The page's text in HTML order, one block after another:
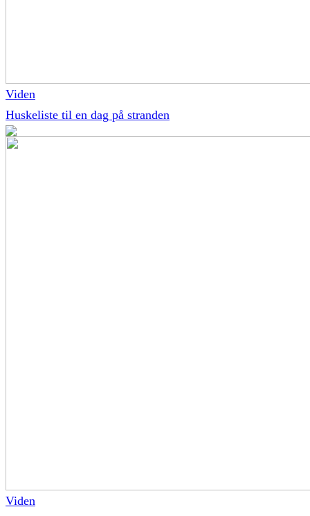
Viden
Huskeliste til en dag på stranden
Viden